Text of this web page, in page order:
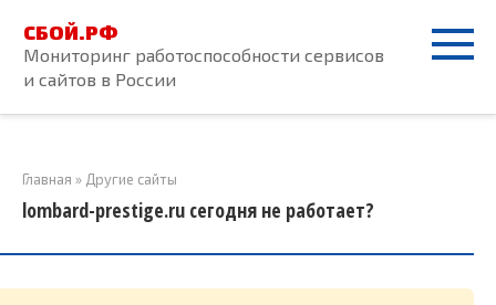
контенту
СБОЙ.РФ
Мониторинг работоспособности сервисов
и сайтов в России
Главная » Другие сайты
lombard-prestige.ru сегодня не работает?